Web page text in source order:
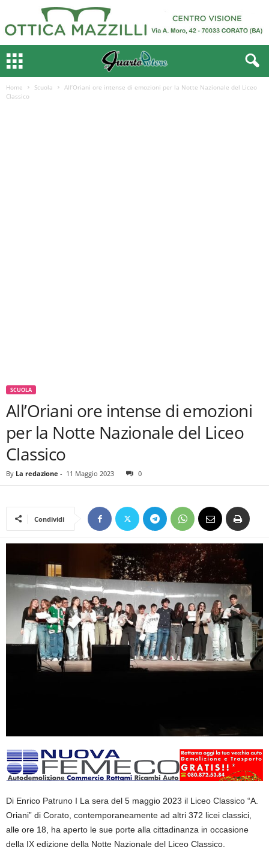
Home Scuola
All’Oriani ore intense di emozioni per la Notte Nazionale del Liceo
Classico
SCUOLA
All’Oriani ore intense di emozioni
per la Notte Nazionale del Liceo
Classico
By La redazione - 11 Maggio 2023 0
Condividi
Di Enrico Patruno I La sera del 5 maggio 2023 il Liceo Classico “A.
Oriani” di Corato, contemporaneamente ad altri 372 licei classici,
alle ore 18, ha aperto le sue porte alla cittadinanza in occasione
della IX edizione della Notte Nazionale del Liceo Classico.